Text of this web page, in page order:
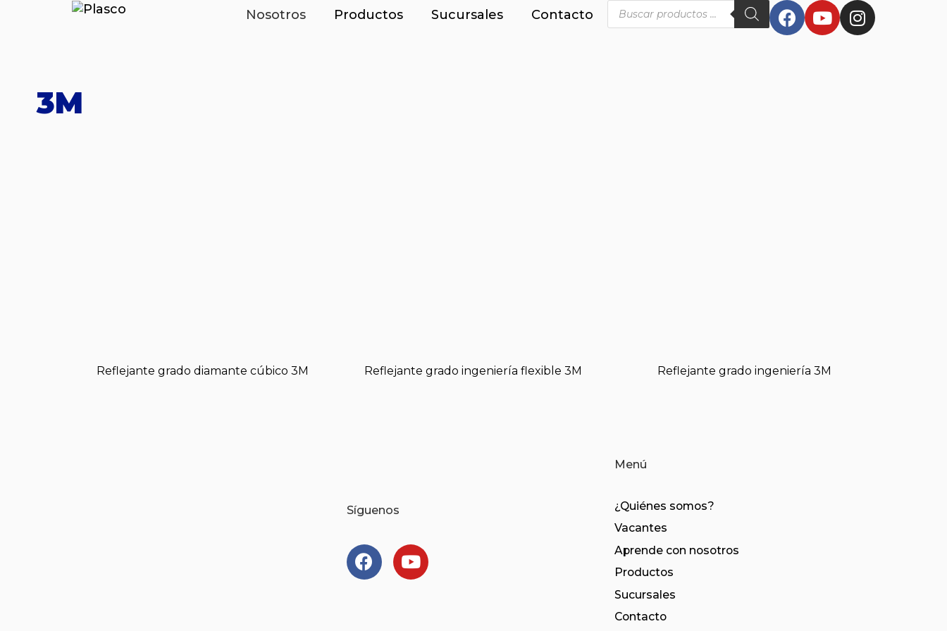
Nosotros Productos Sucursales Contacto
3M
Reflejante grado diamante cúbico 3M Reflejante grado ingeniería flexible 3M Reflejante grado ingeniería 3M
Síguenos
Menú
¿Quiénes somos?
Vacantes
Aprende con nosotros​
Productos
Sucursales
Contacto